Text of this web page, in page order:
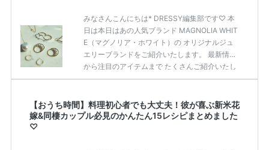
ングは 自宅にいながらウェディングプ […]続き
を読む
みなさんこんにちは* DRESSY編集部です♡ 本
日は本日はあの人気ブランド MAGNOLIA WHIT
E（マグノリア・ホワイト）の オリジナルジュ
エリーブランドをご紹介いたします。 最新情報
から注目のアイテムまで たくさんご紹介いたし
ますので ぜひチェックしてみてくださいね* MA
KAMI HOLDINGS株式会社PRより 国内外のウエ
ディングやMICEマネジメント、 レストラン事
【おうち時間】料理初心者でも大丈夫！彼が喜ぶ新米花
嫁&同棲カップル必見のかんたん15レシピまとめました
♡